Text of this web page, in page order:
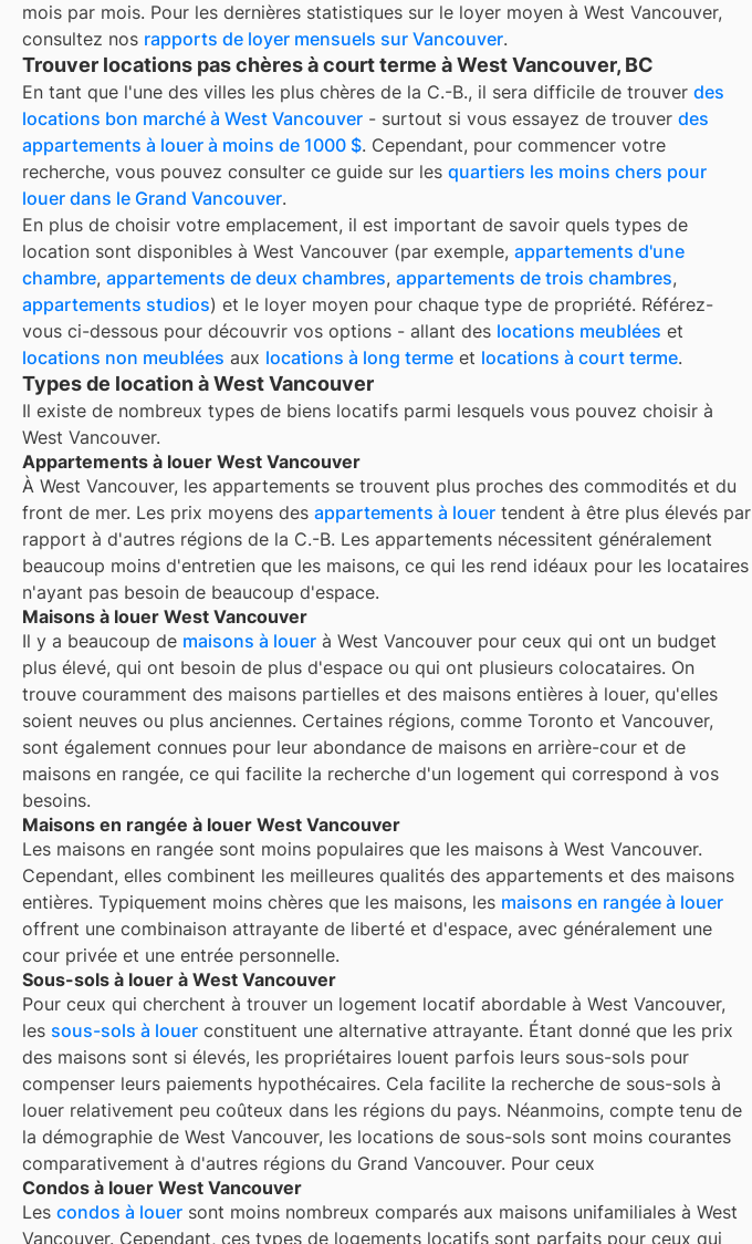
mois par mois. Pour les dernières statistiques sur le loyer moyen à West Vancouver,
consultez nos rapports de loyer mensuels sur Vancouver.
Trouver locations pas chères à court terme à West Vancouver, BC
En tant que l'une des villes les plus chères de la C.-B., il sera difficile de trouver des
locations bon marché à West Vancouver - surtout si vous essayez de trouver des
appartements à louer à moins de 1000 $. Cependant, pour commencer votre
recherche, vous pouvez consulter ce guide sur les quartiers les moins chers pour
louer dans le Grand Vancouver.
En plus de choisir votre emplacement, il est important de savoir quels types de
location sont disponibles à West Vancouver (par exemple, appartements d'une
chambre, appartements de deux chambres, appartements de trois chambres,
appartements studios) et le loyer moyen pour chaque type de propriété. Référez-
vous ci-dessous pour découvrir vos options - allant des locations meublées et
locations non meublées aux locations à long terme et locations à court terme.
Types de location à West Vancouver
Il existe de nombreux types de biens locatifs parmi lesquels vous pouvez choisir à
West Vancouver.
Appartements à louer West Vancouver
À West Vancouver, les appartements se trouvent plus proches des commodités et du
front de mer. Les prix moyens des appartements à louer tendent à être plus élevés par
rapport à d'autres régions de la C.-B. Les appartements nécessitent généralement
beaucoup moins d'entretien que les maisons, ce qui les rend idéaux pour les locataires
n'ayant pas besoin de beaucoup d'espace.
Maisons à louer West Vancouver
Il y a beaucoup de maisons à louer à West Vancouver pour ceux qui ont un budget
plus élevé, qui ont besoin de plus d'espace ou qui ont plusieurs colocataires. On
trouve couramment des maisons partielles et des maisons entières à louer, qu'elles
soient neuves ou plus anciennes. Certaines régions, comme Toronto et Vancouver,
sont également connues pour leur abondance de maisons en arrière-cour et de
maisons en rangée, ce qui facilite la recherche d'un logement qui correspond à vos
besoins.
Maisons en rangée à louer West Vancouver
Les maisons en rangée sont moins populaires que les maisons à West Vancouver.
Cependant, elles combinent les meilleures qualités des appartements et des maisons
entières. Typiquement moins chères que les maisons, les maisons en rangée à louer
offrent une combinaison attrayante de liberté et d'espace, avec généralement une
cour privée et une entrée personnelle.
Sous-sols à louer à West Vancouver
Pour ceux qui cherchent à trouver un logement locatif abordable à West Vancouver,
les sous-sols à louer constituent une alternative attrayante. Étant donné que les prix
des maisons sont si élevés, les propriétaires louent parfois leurs sous-sols pour
compenser leurs paiements hypothécaires. Cela facilite la recherche de sous-sols à
louer relativement peu coûteux dans les régions du pays. Néanmoins, compte tenu de
la démographie de West Vancouver, les locations de sous-sols sont moins courantes
comparativement à d'autres régions du Grand Vancouver. Pour ceux
Condos à louer West Vancouver
Les condos à louer sont moins nombreux comparés aux maisons unifamiliales à West
Vancouver. Cependant, ces types de logements locatifs sont parfaits pour ceux qui